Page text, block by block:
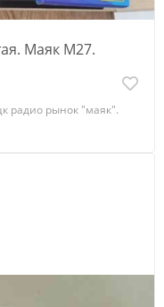
Маяк М27.
радио рынок "маяк".